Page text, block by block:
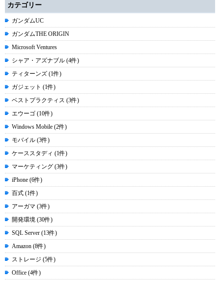
カテゴリー
ガンダムUC
ガンダムTHE ORIGIN
Microsoft Ventures
シャア・アズナブル (4件)
ティターンズ (1件)
ガジェット (1件)
ベストプラクティス (3件)
エウーゴ (10件)
Windows Mobile (2件)
モバイル (3件)
ケーススタディ (1件)
マーケティング (3件)
iPhone (6件)
百式 (1件)
アーガマ (3件)
開発環境 (30件)
SQL Server (13件)
Amazon (8件)
ストレージ (5件)
Office (4件)